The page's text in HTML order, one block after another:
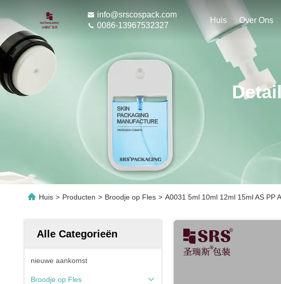
info@srscospack.com
0086-13967532327
Huis Over Ons
Huis > Producten > Broodje op Fles > A0031 5ml 10ml 12ml 15ml AS PP
Alle Categorieën
nieuwe aankomst
Broodje op Fles